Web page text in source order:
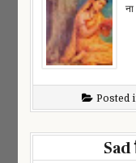
Posted
Sad